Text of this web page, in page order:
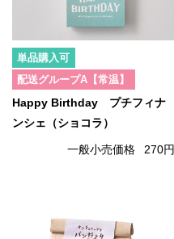
単品購入可
配送グループA【常温】
Happy Birthday プチフィナ
ンシェ（ショコラ）
一般小売価格 270円